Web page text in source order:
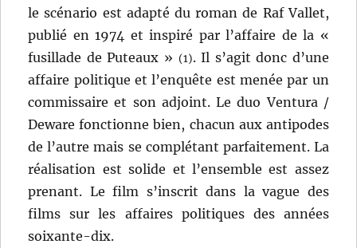
le scénario est adapté du roman de Raf Vallet,
publié en 1974 et inspiré par l’affaire de la «
fusillade de Puteaux » (1). Il s’agit donc d’une
affaire politique et l’enquête est menée par un
commissaire et son adjoint. Le duo Ventura /
Deware fonctionne bien, chacun aux antipodes
de l’autre mais se complétant parfaitement. La
réalisation est solide et l’ensemble est assez
prenant. Le film s’inscrit dans la vague des
films sur les affaires politiques des années
soixante-dix.